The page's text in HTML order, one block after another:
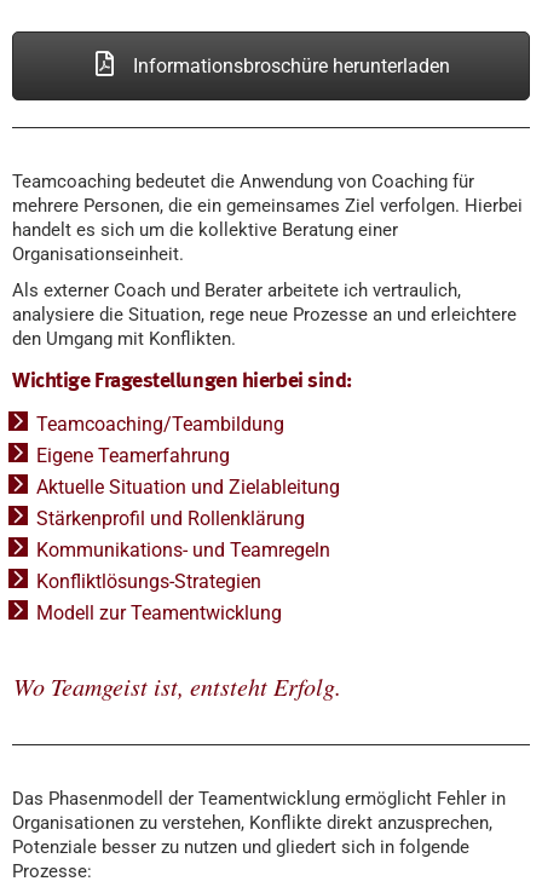
Informationsbroschüre herunterladen
Teamcoaching bedeutet die Anwendung von Coaching für
mehrere Personen, die ein gemeinsames Ziel verfolgen. Hierbei
handelt es sich um die kollektive Beratung einer
Organisationseinheit.
Als externer Coach und Berater arbeitete ich vertraulich,
analysiere die Situation, rege neue Prozesse an und erleichtere
den Umgang mit Konflikten.
Wichtige Fragestellungen hierbei sind:
Teamcoaching/Teambildung
Eigene Teamerfahrung
Aktuelle Situation und Zielableitung
Stärkenprofil und Rollenklärung
Kommunikations- und Teamregeln
Konfliktlösungs-Strategien
Modell zur Teamentwicklung
Wo Teamgeist ist, entsteht Erfolg.
Das Phasenmodell der Teamentwicklung ermöglicht Fehler in
Organisationen zu verstehen, Konflikte direkt anzusprechen,
Potenziale besser zu nutzen und gliedert sich in folgende
Prozesse: